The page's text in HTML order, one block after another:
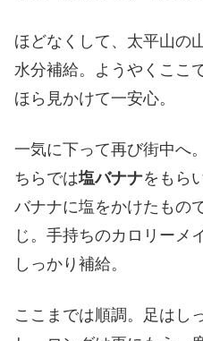
ほどなくして、太平山の
水分補給。ようやくここ
ほら見かけて一安心。
一気に下って再び街中へ
ちらでは塩バナナをもら
バナナに塩をかけたもの
じ。手持ちのカロリーメ
しっかり補給。
ここまでは順調。足はし